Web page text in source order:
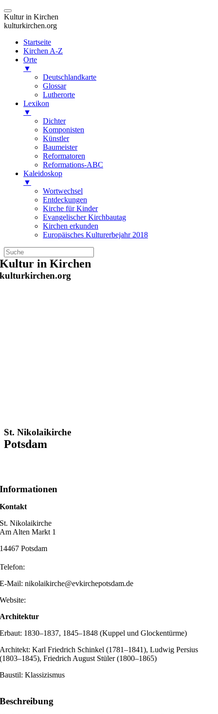
Kultur in Kirchen
kulturkirchen.org
Startseite
Kirchen A-Z
Orte
▼
Deutschlandkarte
Glossar
Lutherorte
Lexikon
▼
Dichter
Komponisten
Künstler
Baumeister
Reformatoren
Reformations-ABC
Kaleidoskop
▼
Wortwechsel
Entdeckungen
Kirche für Kinder
Evangelischer Kirchbautag
Kirchen erkunden
Europäisches Kulturerbejahr 2018
Zum
Inhalt
springen
Kultur in Kirchen
kulturkirchen.org
St. Nikolaikirche
Potsdam
Informationen
Kontakt
St. Nikolaikirche
Am Alten Markt 1
14467 Potsdam
Telefon:
E-Mail: nikolaikirche@evkirchepotsdam.de
Website:
Architektur
Erbaut: 1830–1837, 1845–1848 (Kuppel und Glockentürme)
Architekt: Karl Friedrich Schinkel (1781–1841), Ludwig Persius
(1803–1845), Friedrich August Stüler (1800–1865)
Baustil: Klassizismus
Beschreibung